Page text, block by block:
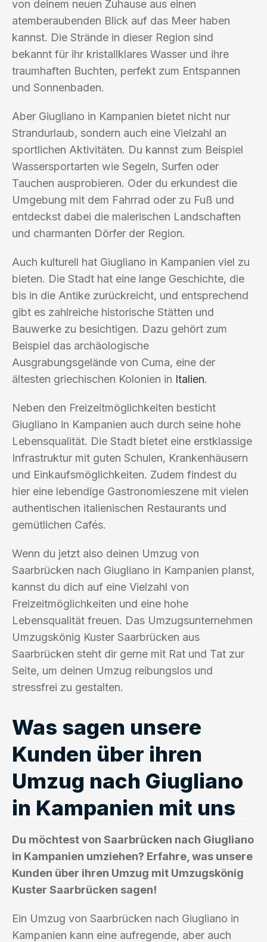
von deinem neuen Zuhause aus einen
atemberaubenden Blick auf das Meer haben
kannst. Die Strände in dieser Region sind
bekannt für ihr kristallklares Wasser und ihre
traumhaften Buchten, perfekt zum Entspannen
und Sonnenbaden.
Aber Giugliano in Kampanien bietet nicht nur
Strandurlaub, sondern auch eine Vielzahl an
sportlichen Aktivitäten. Du kannst zum Beispiel
Wassersportarten wie Segeln, Surfen oder
Tauchen ausprobieren. Oder du erkundest die
Umgebung mit dem Fahrrad oder zu Fuß und
entdeckst dabei die malerischen Landschaften
und charmanten Dörfer der Region.
Auch kulturell hat Giugliano in Kampanien viel zu
bieten. Die Stadt hat eine lange Geschichte, die
bis in die Antike zurückreicht, und entsprechend
gibt es zahlreiche historische Stätten und
Bauwerke zu besichtigen. Dazu gehört zum
Beispiel das archäologische
Ausgrabungsgelände von Cuma, eine der
ältesten griechischen Kolonien in Italien.
Neben den Freizeitmöglichkeiten besticht
Giugliano in Kampanien auch durch seine hohe
Lebensqualität. Die Stadt bietet eine erstklassige
Infrastruktur mit guten Schulen, Krankenhäusern
und Einkaufsmöglichkeiten. Zudem findest du
hier eine lebendige Gastronomieszene mit vielen
authentischen italienischen Restaurants und
gemütlichen Cafés.
Wenn du jetzt also deinen Umzug von
Saarbrücken nach Giugliano in Kampanien planst,
kannst du dich auf eine Vielzahl von
Freizeitmöglichkeiten und eine hohe
Lebensqualität freuen. Das Umzugsunternehmen
Umzugskönig Kuster Saarbrücken aus
Saarbrücken steht dir gerne mit Rat und Tat zur
Seite, um deinen Umzug reibungslos und
stressfrei zu gestalten.
Was sagen unsere
Kunden über ihren
Umzug nach Giugliano
in Kampanien mit uns
Du möchtest von Saarbrücken nach Giugliano
in Kampanien umziehen? Erfahre, was unsere
Kunden über ihren Umzug mit Umzugskönig
Kuster Saarbrücken sagen!
Ein Umzug von Saarbrücken nach Giugliano in
Kampanien kann eine aufregende, aber auch